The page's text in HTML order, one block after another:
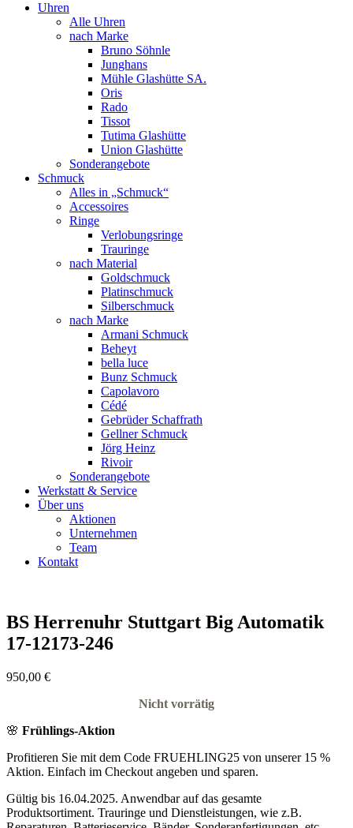
Uhren
Alle Uhren
nach Marke
Bruno Söhnle
Junghans
Mühle Glashütte SA.
Oris
Rado
Tissot
Tutima Glashütte
Union Glashütte
Sonderangebote
Schmuck
Alles in „Schmuck“
Accessoires
Ringe
Verlobungsringe
Trauringe
nach Material
Goldschmuck
Platinschmuck
Silberschmuck
nach Marke
Armani Schmuck
Beheyt
bella luce
Bunz Schmuck
Capolavoro
Cédé
Gebrüder Schaffrath
Gellner Schmuck
Jörg Heinz
Rivoir
Sonderangebote
Werkstatt & Service
Über uns
Aktionen
Unternehmen
Team
Kontakt
BS Herrenuhr Stuttgart Big Automatik
17-12173-246
950,00 €
Nicht vorrätig
🌸 Frühlings-Aktion
Profitieren Sie mit dem Code FRUEHLING25 von unserer 15 %
Aktion. Einfach im Checkout angeben und sparen.
Gültig bis 16.04.2025. Anwendbar auf das gesamte
Produktsortiment. Trauringe und Dienstleistungen, wie z.B.